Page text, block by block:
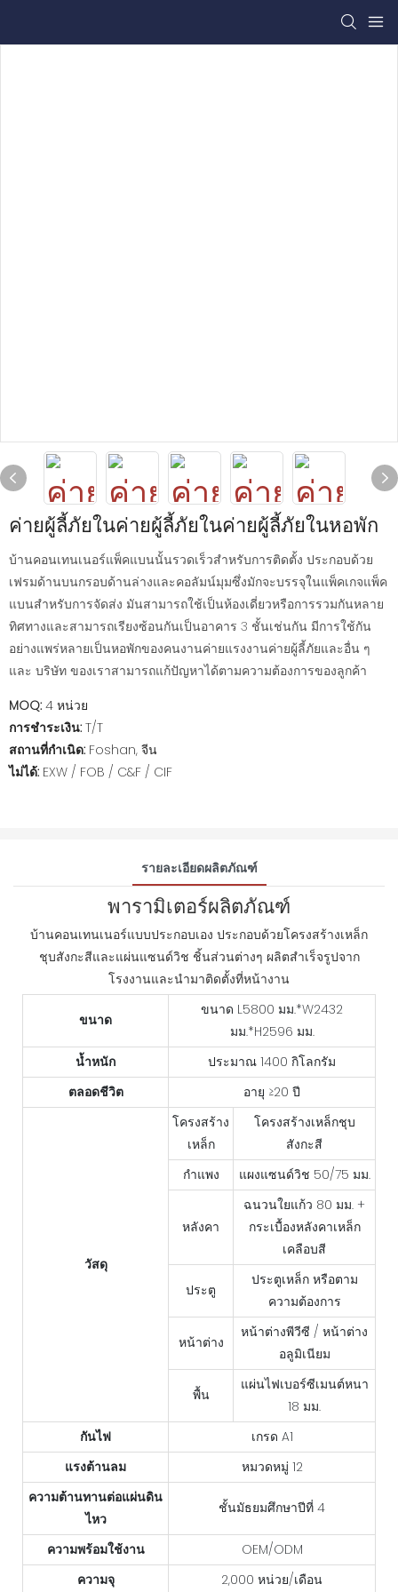
ค่ายผู้ลี้ภัยในค่ายผู้ลี้ภัยในค่ายผู้ลี้ภัยในหอพัก
บ้านคอนเทนเนอร์แพ็คแบนนั้นรวดเร็วสำหรับการติดตั้ง ประกอบด้วย
เฟรมด้านบนกรอบด้านล่างและคอลัมน์มุมซึ่งมักจะบรรจุในแพ็คเกจแพ็ค
แบนสำหรับการจัดส่ง มันสามารถใช้เป็นห้องเดี่ยวหรือการรวมกันหลาย
ทิศทางและสามารถเรียงซ้อนกันเป็นอาคาร 3 ชั้นเช่นกัน มีการใช้กัน
อย่างแพร่หลายเป็นหอพักของคนงานค่ายแรงงานค่ายผู้ลี้ภัยและอื่น ๆ
และ บริษัท ของเราสามารถแก้ปัญหาได้ตามความต้องการของลูกค้า
MOQ: 4 หน่วย
การชำระเงิน: T/T
สถานที่กำเนิด: Foshan, จีน
ไม่ได้: EXW / FOB / C&F / CIF
รายละเอียดผลิตภัณฑ์
พารามิเตอร์ผลิตภัณฑ์
บ้านคอนเทนเนอร์แบบประกอบเอง ประกอบด้วยโครงสร้างเหล็ก
ชุบสังกะสีและแผ่นแซนด์วิช ชิ้นส่วนต่างๆ ผลิตสำเร็จรูปจาก
โรงงานและนำมาติดตั้งที่หน้างาน
ขนาด
ขนาด L5800 มม.*W2432
มม.*H2596 มม.
น้ำหนัก
ประมาณ 1400 กิโลกรัม
ตลอดชีวิต
อายุ ≥20 ปี
วัสดุ
โครงสร้าง
เหล็ก
โครงสร้างเหล็กชุบ
สังกะสี
กำแพง
แผงแซนด์วิช 50/75 มม.
หลังคา
ฉนวนใยแก้ว 80 มม. +
กระเบื้องหลังคาเหล็ก
เคลือบสี
ประตู
ประตูเหล็ก หรือตาม
ความต้องการ
หน้าต่าง
หน้าต่างพีวีซี / หน้าต่าง
อลูมิเนียม
พื้น
แผ่นไฟเบอร์ซีเมนต์หนา
18 มม.
กันไฟ
เกรด A1
แรงต้านลม
หมวดหมู่ 12
ความต้านทานต่อแผ่นดิน
ไหว
ชั้นมัธยมศึกษาปีที่ 4
ความพร้อมใช้งาน
OEM/ODM
ความจุ
2,000 หน่วย/เดือน